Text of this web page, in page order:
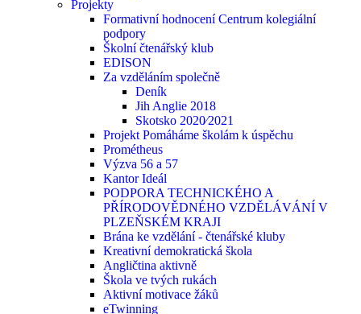
Projekty
Formativní hodnocení Centrum kolegiální
podpory
Školní čtenářský klub
EDISON
Za vzděláním společně
Deník
Jih Anglie 2018
Skotsko 2020⁄2021
Projekt Pomáháme školám k úspěchu
Prométheus
Výzva 56 a 57
Kantor Ideál
PODPORA TECHNICKÉHO A
PŘÍRODOVĚDNÉHO VZDĚLÁVÁNÍ V
PLZEŇSKÉM KRAJI
Brána ke vzdělání - čtenářské kluby
Kreativní demokratická škola
Angličtina aktivně
Škola ve tvých rukách
Aktivní motivace žáků
eTwinning